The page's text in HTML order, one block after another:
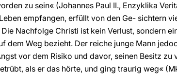
zu sein« (Johannes Paul II., Enzyklika
empfangen, erfüllt von den Ge- sichtern
Nachfolge Christi ist kein Verlust, sondern
dem Weg bezieht. Der reiche junge Mann
vor dem Risiko und davor, seinen Besitz
als er das hörte, und ging traurig weg«